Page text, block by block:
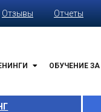
Отзывы Отчеты
ОБУЧЕНИЕ